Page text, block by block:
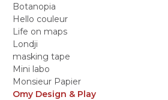
Botanopia
Hello couleur
Life on maps
Londji
masking tape
Mini labo
Monsieur Papier
Omy Design & Play